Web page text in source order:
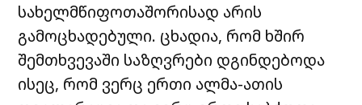
სახელმწიფოთაშორისად არის
გამოცხადებული. ცხადია, რომ ხშირ
შემთხვევაში საზღვრები დგინდებოდა
ისეც, რომ ვერც ერთი ალმა-ათის